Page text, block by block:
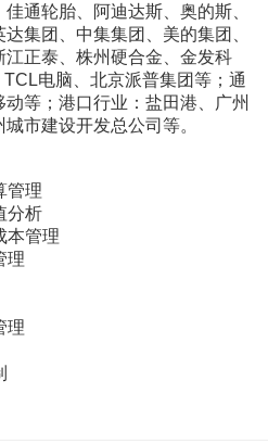
通轮胎、阿迪达斯、奥的斯、
集团、中集集团、美的集团、
正泰、株州硬合金、金发科
电脑、北京派普集团等；通
等；港口行业：盐田港、广州
市建设开发总公司等。
管理
分析
本管理
理
理